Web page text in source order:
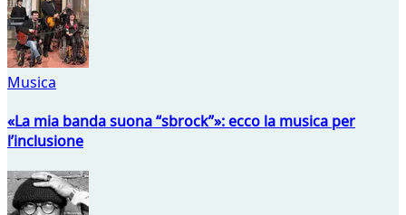
Musica
«La mia banda suona “sbrock”»: ecco la musica per
l’inclusione